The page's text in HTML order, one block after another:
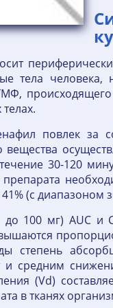
тела
повлек за
течение 30-120
(с диапазоном
100 мг) AUC и
степень
средним
(Vd)
в тканях